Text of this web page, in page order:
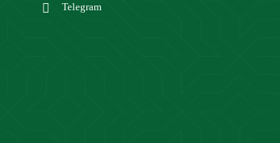
Telegram